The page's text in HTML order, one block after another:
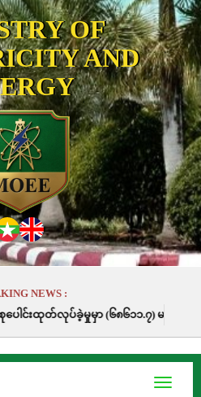
OF
AND
NEWS :
၆၈၆၁၁.၇) မဂ္ဂါဝပ်နာရီဖြစ်ပါသည်။
Toggle